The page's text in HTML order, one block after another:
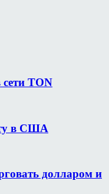
сети TON
в США
долларом и